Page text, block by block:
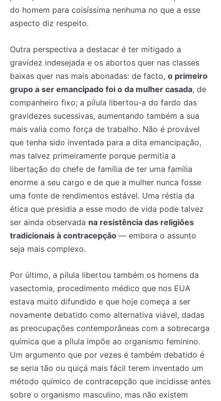
do homem para coisíssima nenhuma no que a esse
aspecto diz respeito.
Outra perspectiva a destacar é ter mitigado a
gravidez indesejada e os abortos quer nas classes
baixas quer nas mais abonadas: de facto, o primeiro
grupo a ser emancipado foi o da mulher casada, de
companheiro fixo; a pílula libertou-a do fardo das
gravidezes sucessivas, aumentando também a sua
mais valia como força de trabalho. Não é provável
que tenha sido inventada para a dita emancipação,
mas talvez primeiramente porque permitia a
libertação do chefe de família de ter uma família
enorme a seu cargo e de que a mulher nunca fosse
uma fonte de rendimentos estável. Uma réstia da
ética que presidia a esse modo de vida pode talvez
ser ainda observada na resistência das religiões
tradicionais à contracepção — embora o assunto
seja mais complexo.
Por último, a pílula libertou também os homens da
vasectomia, procedimento médico que nos EUA
estava muito difundido e que hoje começa a ser
novamente debatido como alternativa viável, dadas
as preocupações contemporâneas com a sobrecarga
química que a pílula impõe ao organismo feminino.
Um argumento que por vezes é também debatido é
se seria tão ou quiçá mais fácil terem inventado um
método químico de contracepção que incidisse antes
sobre o organismo masculino, mas não existem